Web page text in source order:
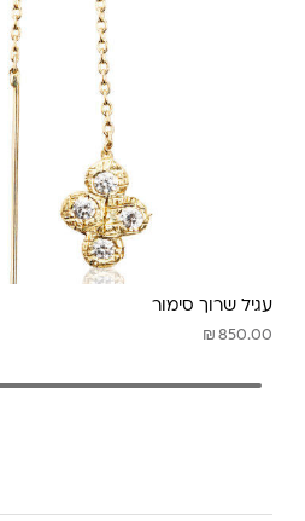
עגיל שרוך סימור
₪ 850.00